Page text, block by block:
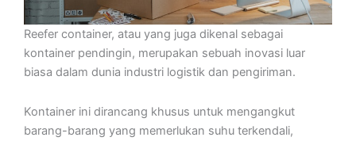
Reefer container, atau yang juga dikenal sebagai
kontainer pendingin, merupakan sebuah inovasi luar
biasa dalam dunia industri logistik dan pengiriman.
Kontainer ini dirancang khusus untuk mengangkut
barang-barang yang memerlukan suhu terkendali,